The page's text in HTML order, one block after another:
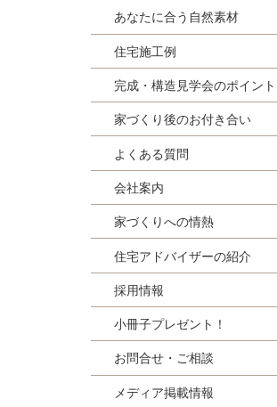
あなたに合う自然素材
住宅施工例
完成・構造見学会のポイント
家づくり後のお付き合い
よくある質問
会社案内
家づくりへの情熱
住宅アドバイザーの紹介
採用情報
小冊子プレゼント！
お問合せ・ご相談
メディア掲載情報